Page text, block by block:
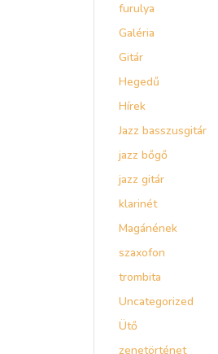
furulya
Galéria
Gitár
Hegedű
Hírek
Jazz basszusgitár
jazz bőgő
jazz gitár
klarinét
Magánének
szaxofon
trombita
Uncategorized
Ütő
zenetörténet